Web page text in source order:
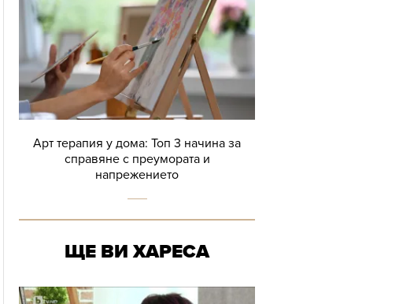
Арт терапия у дома: Топ 3 начина за
справяне с преумората и
напрежението
ЩЕ ВИ ХАРЕСА